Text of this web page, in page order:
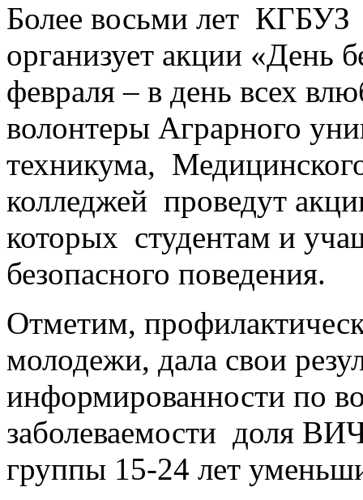
Более восьми лет
организует акции «День
февраля – в день всех
волонтеры Аграрного
техникума,
колледжей проведут
которых студентам и
безопасного поведения.
Отметим,
молодежи, дала свои
информированности по
заболеваемости доля
группы 15-24 лет